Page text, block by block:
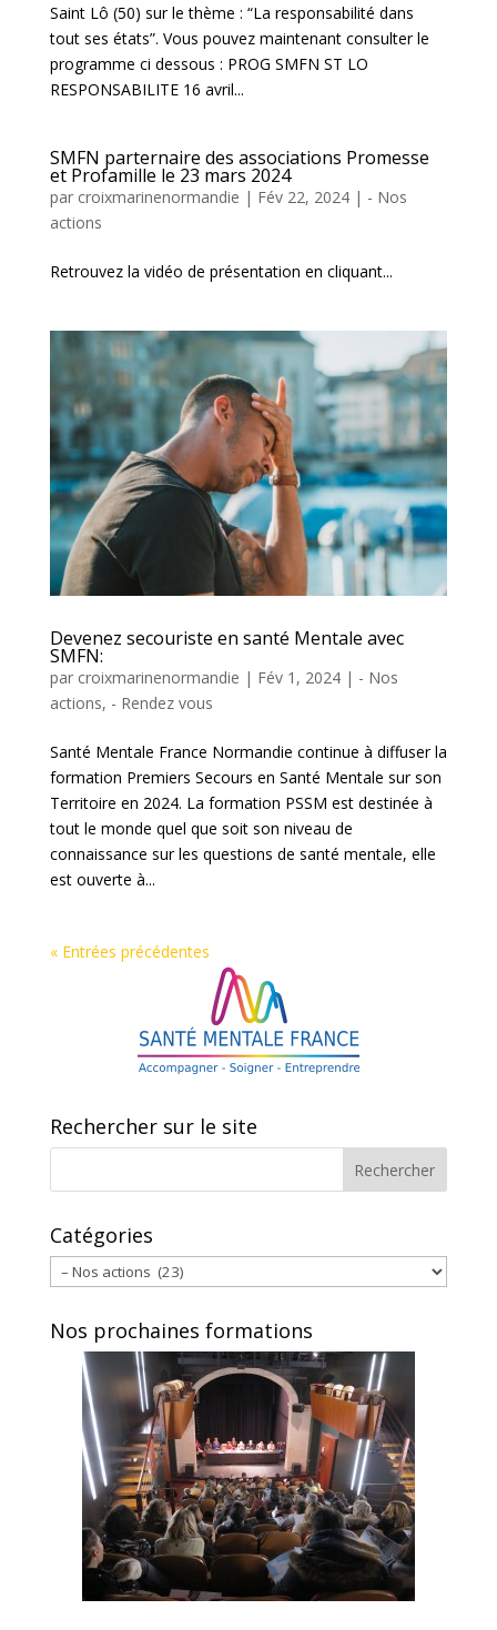
Saint Lô (50) sur le thème : “La responsabilité dans
tout ses états”. Vous pouvez maintenant consulter le
programme ci dessous : PROG SMFN ST LO
RESPONSABILITE 16 avril...
SMFN parternaire des associations Promesse
et Profamille le 23 mars 2024
par croixmarinenormandie | Fév 22, 2024| - Nos
actions
Retrouvez la vidéo de présentation en cliquant...
Devenez secouriste en santé Mentale avec
SMFN:
par croixmarinenormandie | Fév 1, 2024| - Nos
actions, - Rendez vous
Santé Mentale France Normandie continue à diffuser la
formation Premiers Secours en Santé Mentale sur son
Territoire en 2024. La formation PSSM est destinée à
tout le monde quel que soit son niveau de
connaissance sur les questions de santé mentale, elle
est ouverte à...
« Entrées précédentes
Rechercher sur le site
Catégories
Catégories
Nos prochaines formations